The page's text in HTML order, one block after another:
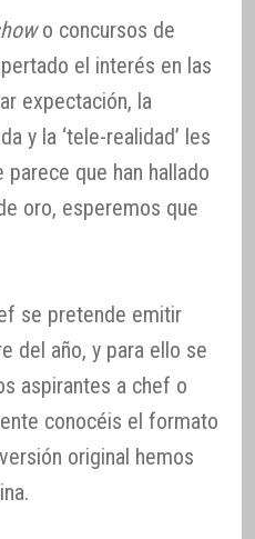
o concursos de
el interés en las
expectación, la
y la ‘tele-realidad’ les
que han hallado
oro, esperemos que
se pretende emitir
del año, y para ello se
aspirantes a chef o
conocéis el formato
original hemos